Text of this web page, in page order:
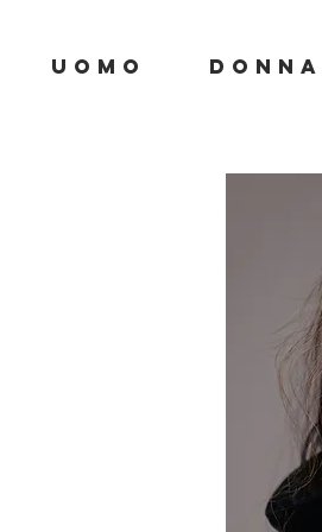
UOMO DONNA